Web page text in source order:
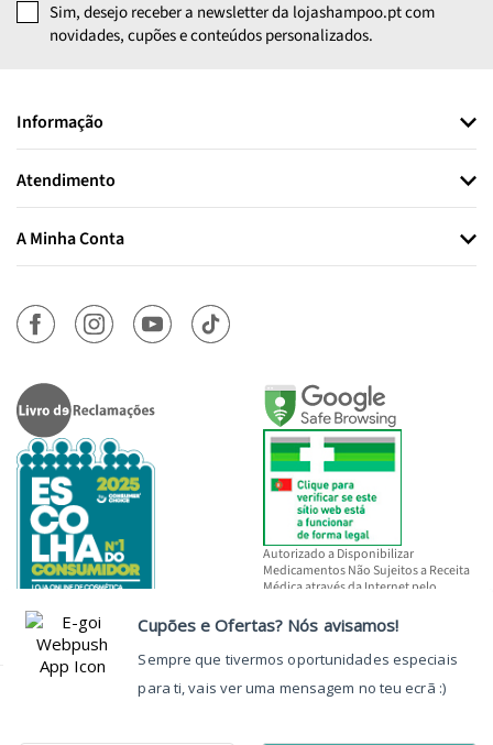
Sim, desejo receber a newsletter da lojashampoo.pt com
novidades, cupões e conteúdos personalizados.
Informação
Atendimento
A Minha Conta
Autorizado a Disponibilizar
Medicamentos Não Sujeitos a Receita
Médica através da Internet pelo